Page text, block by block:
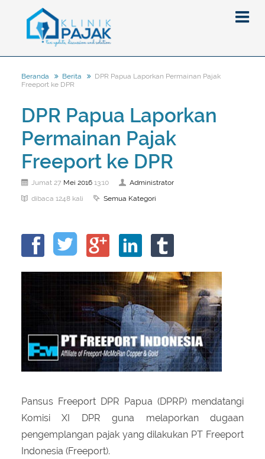
Artikel
Pajak
Pajak Penghasilan (PPh)
Pajak Pertambahan Nilai (PPN)
Penghitungan Pajak
Peraturan
Update Aturan Pajak
Aturan Pajak Lainnya
Formulir Pajak
Event
Tax Amnesty
Pengampunan Pajak
Peraturan Pengampunan Pajak
Infografis Pengampunan Pajak
Beranda
About Us
Sitemap
Beranda Berita
DPR Papua Laporkan Permainan Pajak
Freeport ke DPR
DPR Papua Laporkan
Permainan Pajak
Freeport ke DPR
Jumat 27 Mei 201613:10 Administrator
dibaca 1248 kali Semua Kategori
Pansus Freeport DPR Papua (DPRP) mendatangi
Komisi XI DPR guna melaporkan dugaan
pengemplangan pajak yang dilakukan PT Freeport
Indonesia (Freeport).